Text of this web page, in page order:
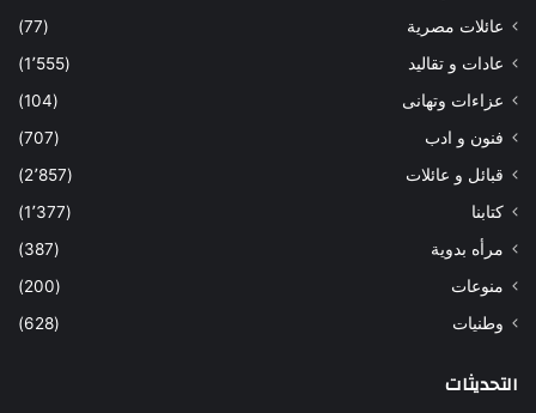
عائلات مصرية
(77)
عادات و تقاليد
(1٬555)
عزاءات وتهانى
(104)
فنون و ادب
(707)
قبائل و عائلات
(2٬857)
كتابنا
(1٬377)
مرأه بدوية
(387)
منوعات
(200)
وطنيات
(628)
التحديثات